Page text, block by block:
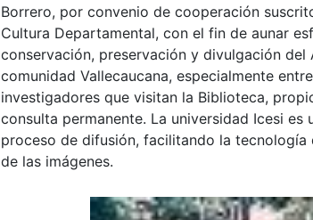
Borrero, por convenio de cooperación
Cultura Departamental, con el fin de aunar
conservación, preservación y divulgación del
comunidad Vallecaucana, especialmente
investigadores que visitan la Biblioteca,
consulta permanente. La universidad Icesi es
proceso de difusión, facilitando la tecnología
de las imágenes.